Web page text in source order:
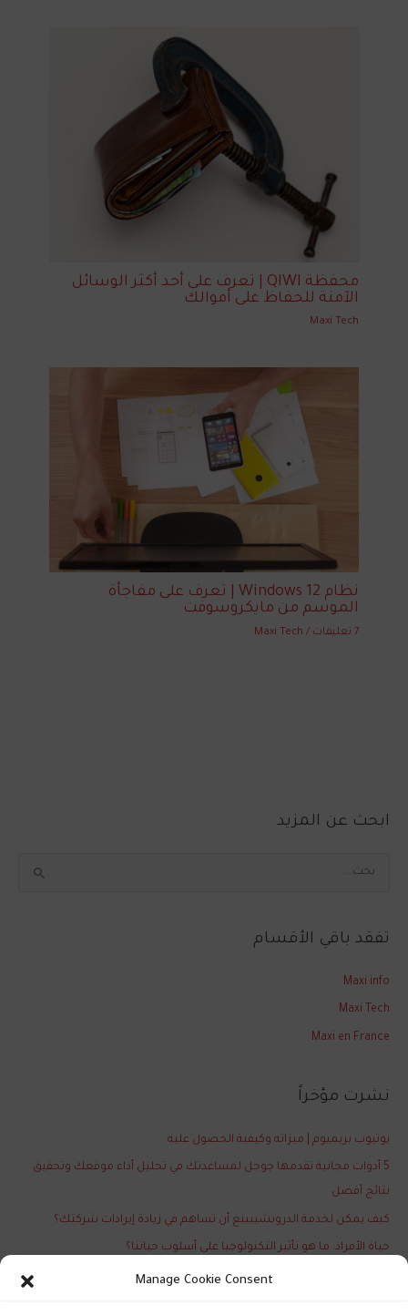
Manage Cookie Consent
محفظة QIWI | تعرف على أحد أكثر الوسائل
الآمنة للحفاظ على أموالك
Maxi Tech
نظام Windows 12 | تعرف على مفاجأة
الموسم من مايكروسوفت
7 تعليقات /
Maxi Tech
ابحث عن المزيد
ث
ع
تفقد باقي الأقسام
Maxi info
Maxi Tech
Maxi en France
نشرت مؤخراً
يوتيوب بريميوم | ميزاته وكيفية الحصول عليه
5 أدوات مجانية تقدمها جوجل لمساعدتك في تحليل أداء موقعك وتحقيق
نتائج أفضل
كيف يمكن لخدمة الدروبشيبينغ أن تساهم في زيادة إيرادات شركتك؟
حياة الأفراد: ما هو تأثير التكنولوجيا على أسلوب حياتنا؟
تعرّف على آخر ابتكارات نظام التشغيل الأندرويد الجديدة والمذهلة